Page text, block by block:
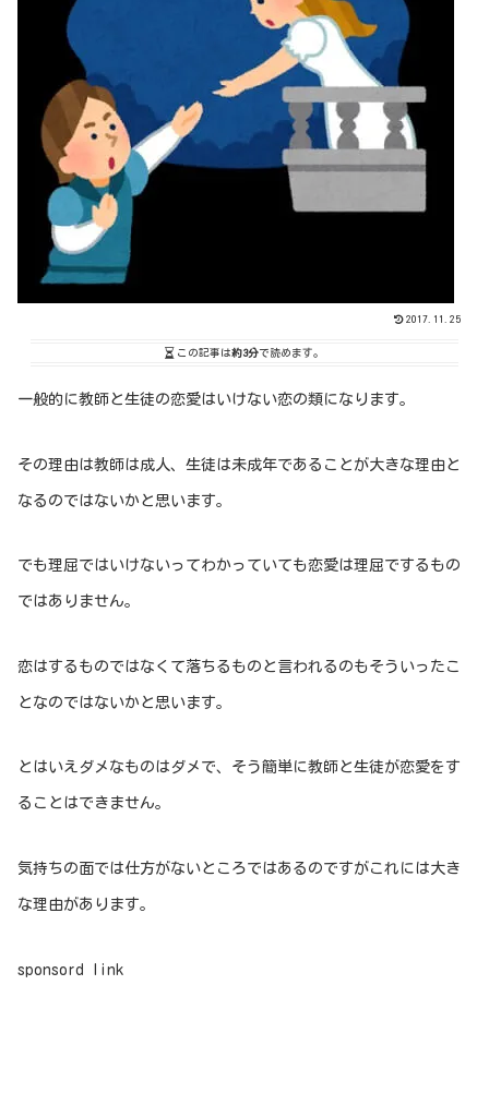
2017.11.25
この記事は約3分で読めます。
一般的に教師と生徒の恋愛はいけない恋の類になります。
その理由は教師は成人、生徒は未成年であることが大きな理由と
なるのではないかと思います。
でも理屈ではいけないってわかっていても恋愛は理屈でするもの
ではありません。
恋はするものではなくて落ちるものと言われるのもそういったこ
となのではないかと思います。
とはいえダメなものはダメで、そう簡単に教師と生徒が恋愛をす
ることはできません。
気持ちの面では仕方がないところではあるのですがこれには大き
な理由があります。
sponsord link